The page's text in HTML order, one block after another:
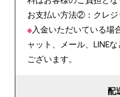
お支払い方法②：クレジ
※入金いただいている場
ャット、メール、LINE
ございます。
配